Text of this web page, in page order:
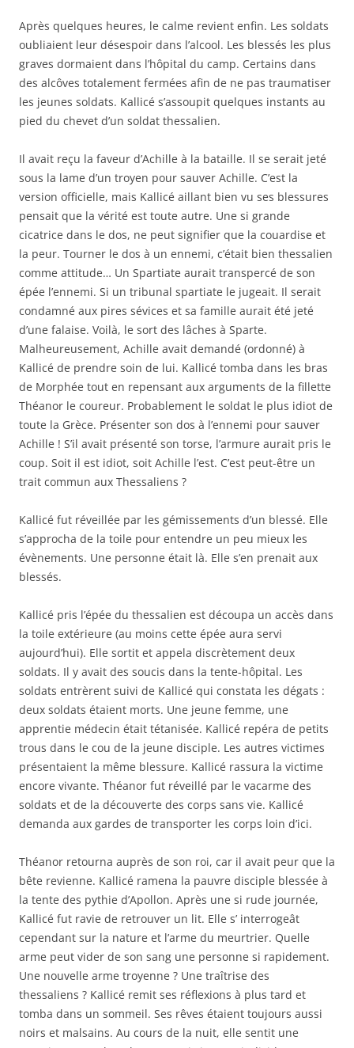
Après quelques heures, le calme revient enfin. Les soldats
oubliaient leur désespoir dans l’alcool. Les blessés les plus
graves dormaient dans l’hôpital du camp. Certains dans
des alcôves totalement fermées afin de ne pas traumatiser
les jeunes soldats. Kallicé s’assoupit quelques instants au
pied du chevet d’un soldat thessalien.
Il avait reçu la faveur d’Achille à la bataille. Il se serait jeté
sous la lame d’un troyen pour sauver Achille. C’est la
version officielle, mais Kallicé aillant bien vu ses blessures
pensait que la vérité est toute autre. Une si grande
cicatrice dans le dos, ne peut signifier que la couardise et
la peur. Tourner le dos à un ennemi, c’était bien thessalien
comme attitude… Un Spartiate aurait transpercé de son
épée l’ennemi. Si un tribunal spartiate le jugeait. Il serait
condamné aux pires sévices et sa famille aurait été jeté
d’une falaise. Voilà, le sort des lâches à Sparte.
Malheureusement, Achille avait demandé (ordonné) à
Kallicé de prendre soin de lui. Kallicé tomba dans les bras
de Morphée tout en repensant aux arguments de la fillette
Théanor le coureur. Probablement le soldat le plus idiot de
toute la Grèce. Présenter son dos à l’ennemi pour sauver
Achille ! S’il avait présenté son torse, l’armure aurait pris le
coup. Soit il est idiot, soit Achille l’est. C’est peut-être un
trait commun aux Thessaliens ?
Kallicé fut réveillée par les gémissements d’un blessé. Elle
s’approcha de la toile pour entendre un peu mieux les
évènements. Une personne était là. Elle s’en prenait aux
blessés.
Kallicé pris l’épée du thessalien est découpa un accès dans
la toile extérieure (au moins cette épée aura servi
aujourd’hui). Elle sortit et appela discrètement deux
soldats. Il y avait des soucis dans la tente-hôpital. Les
soldats entrèrent suivi de Kallicé qui constata les dégats :
deux soldats étaient morts. Une jeune femme, une
apprentie médecin était tétanisée. Kallicé repéra de petits
trous dans le cou de la jeune disciple. Les autres victimes
présentaient la même blessure. Kallicé rassura la victime
encore vivante. Théanor fut réveillé par le vacarme des
soldats et de la découverte des corps sans vie. Kallicé
demanda aux gardes de transporter les corps loin d’ici.
Théanor retourna auprès de son roi, car il avait peur que la
bête revienne. Kallicé ramena la pauvre disciple blessée à
la tente des pythie d’Apollon. Après une si rude journée,
Kallicé fut ravie de retrouver un lit. Elle s’ interrogeât
cependant sur la nature et l’arme du meurtrier. Quelle
arme peut vider de son sang une personne si rapidement.
Une nouvelle arme troyenne ? Une traîtrise des
thessaliens ? Kallicé remit ses réflexions à plus tard et
tomba dans un sommeil. Ses rêves étaient toujours aussi
noirs et malsains. Au cours de la nuit, elle sentit une